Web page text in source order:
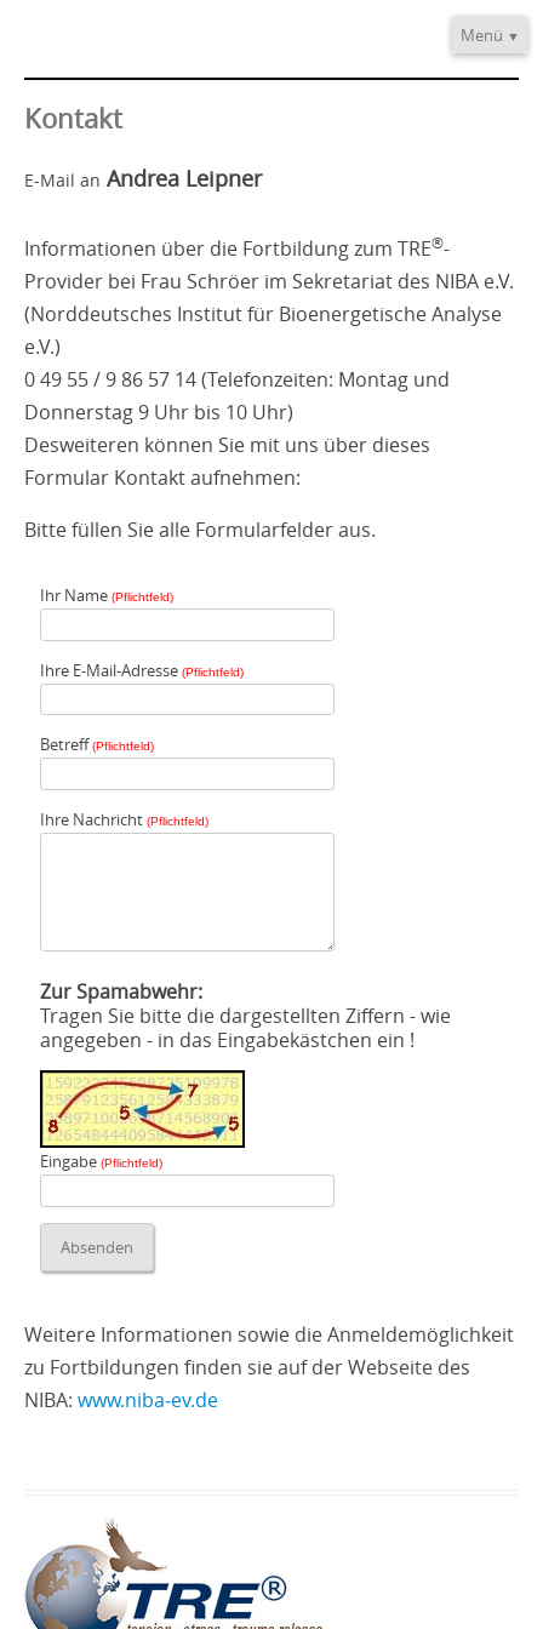
Fortbildung
Menü
Kontakt
E-Mail an Andrea Leipner
Informationen über die Fortbildung zum TRE®-
Provider bei Frau Schröer im Sekretariat des NIBA e.V.
(Norddeutsches Institut für Bioenergetische Analyse
e.V.)
0 49 55 / 9 86 57 14 (Telefonzeiten: Montag und
Donnerstag 9 Uhr bis 10 Uhr)
Desweiteren können Sie mit uns über dieses
Formular Kontakt aufnehmen:
Bitte füllen Sie alle Formularfelder aus.
Ihr Name (Pflichtfeld)
Ihre E-Mail-Adresse (Pflichtfeld)
Betreff(Pflichtfeld)
Ihre Nachricht (Pflichtfeld)
Zur Spamabwehr:
Tragen Sie bitte die dargestellten Ziffern - wie
angegeben - in das Eingabekästchen ein !
Eingabe (Pflichtfeld)
Weitere Informationen sowie die Anmeldemöglichkeit
zu Fortbildungen finden sie auf der Webseite des
NIBA: www.niba‑ev.de